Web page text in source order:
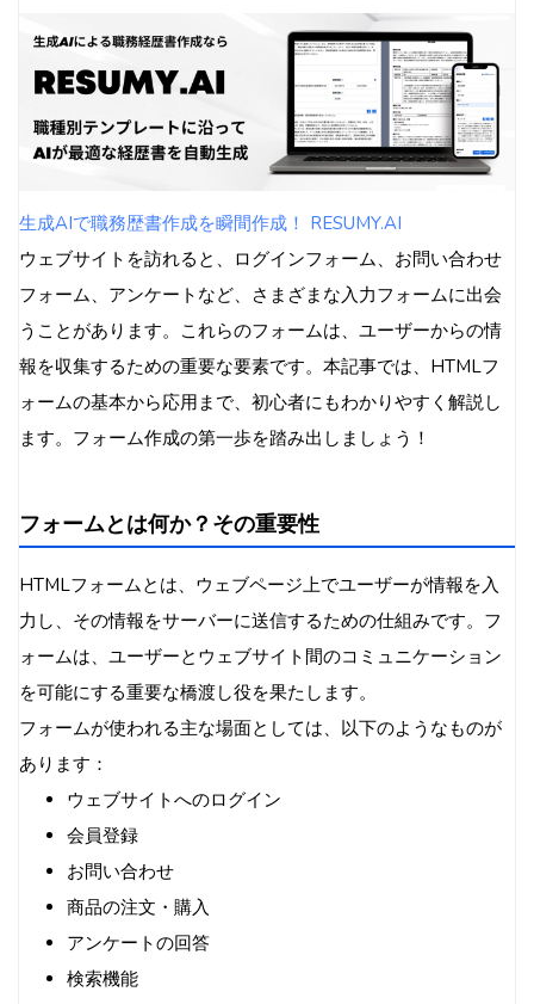
隠しフィールド（type="hidden"）
チェックボックス（type="checkbox"）
ラジオボタン（type="radio"）
カラーピッカー（type="color"）
範囲選択（type="range"）
リセットボタン（type="reset"）
通常のボタン（type="button"）
その他の重要なフォーム要素
テキストエリア（textarea）
セレクトボックス（select, option）
オプショングループ（optgroup）
データリスト（datalist）
フォームのスタイリング
HTML5によるバリデーション
JavaScriptによるバリデーション
フォーム送信とデータ処理
PHPによるフォーム処理の例
JavaScriptによるAjax送信
アクセシビリティに配慮したフォーム設計
ラベルの適切な使用
WAI-ARIAの活用
エラーメッセージの適切な表示
キーボード操作のサポート
レスポンシブフォームデザイン
メディアクエリの活用
生成AIで職務歴書作成を瞬間作成！ RESUMY.AI
ウェブサイトを訪れると、ログインフォーム、お問い合わせ
フォーム、アンケートなど、さまざまな入力フォームに出会
うことがあります。これらのフォームは、ユーザーからの情
報を収集するための重要な要素です。本記事では、HTMLフ
ォームの基本から応用まで、初心者にもわかりやすく解説し
ます。フォーム作成の第一歩を踏み出しましょう！
フォームとは何か？その重要性
HTMLフォームとは、ウェブページ上でユーザーが情報を入
力し、その情報をサーバーに送信するための仕組みです。フ
ォームは、ユーザーとウェブサイト間のコミュニケーション
を可能にする重要な橋渡し役を果たします。
フォームが使われる主な場面としては、以下のようなものが
あります：
ウェブサイトへのログイン
会員登録
お問い合わせ
商品の注文・購入
アンケートの回答
検索機能